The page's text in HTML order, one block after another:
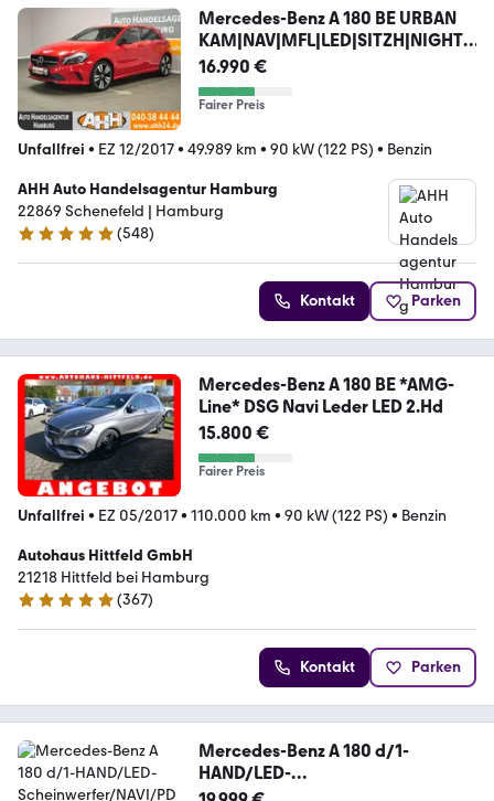
Mercedes-Benz A 180 BE URBAN
KAM|NAV|MFL|LED|SITZH|NIGHT|1
8Z!!
16.990 €
Fairer Preis
Unfallfrei • EZ 12/2017• 49.989 km • 90 kW (122 PS) • Benzin
AHH Auto Handelsagentur Hamburg
22869 Schenefeld | Hamburg
4.8 Sterne
(548)
Kontakt Parken
Mercedes-Benz A 180 BE *AMG-
Line* DSG Navi Leder LED 2.Hd
15.800 €
Fairer Preis
Unfallfrei • EZ 05/2017• 110.000 km • 90 kW (122 PS) • Benzin
Autohaus Hittfeld GmbH
21218 Hittfeld bei Hamburg
5 Sterne
(367)
Kontakt Parken
Mercedes-Benz A 180 d/1-
HAND/LED-
Scheinwerfer/NAVI/PDC